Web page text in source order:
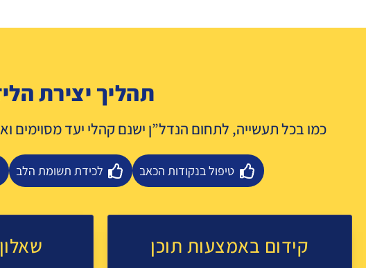
תהליך יצירת
כמו בכל תעשייה, לתחום הנדל”ן ישנם קהלי יעד מסוימים
טיפול בנקודות הכאב לכידת תשומת הלב
קידום באמצעות תוכן